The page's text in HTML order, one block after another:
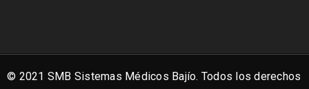
© 2021 SMB Sistemas Médicos Bajío. Todos los derechos